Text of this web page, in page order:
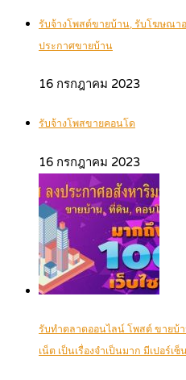
รับจ้างโพสต์ขายบ้าน, รับโฆษณา
ประกาศขายบ้าน
16 กรกฎาคม 2023
รับจ้างโพสขายคอนโด
16 กรกฎาคม 2023
รับทำตลาดออนไลน์ โพสต์ ขายบ้
เน็ต เป็นเรื่องจำเป็นมาก มีเปอร์เ